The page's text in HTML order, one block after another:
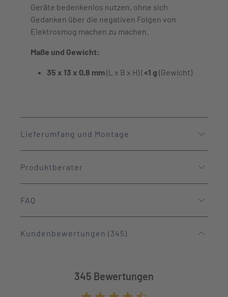
Geräte bedenkenlos nutzen, ohne sich
Gedanken über die negativen Folgen von
Elektrosmog machen zu machen.
Maße und Gewicht:
35 x 13 x 0,8 mm(L x B x H) | <1 g (Gewicht)
Lieferumfang und Montage
Produktberater
FAQ
Kundenbewertungen (345)
345 Bewertungen